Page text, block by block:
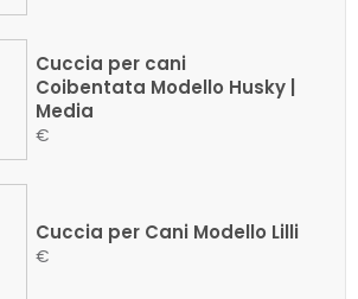
Cuccia per cani
Coibentata Modello Husky |
Media
€
Cuccia per Cani Modello Lilli
€